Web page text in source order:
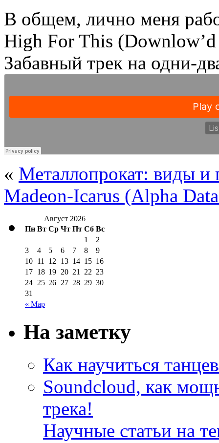
В общем, лично меня
High For This
Забавный трек на одни-
« Металлопрокат: виды и
Madeon-Icarus (Alpha
Август 2026
Пн Вт Ср Чт Пт Сб Вс
« Мар
1
2
3
4 5 6 7 8
9
10 11 12 13 14 15 16
17 18 19 20 21 22 23
24 25 26 27 28 29 30
31
На заметку
Как научиться
Soundcloud, как
трека!
Научные статьи на